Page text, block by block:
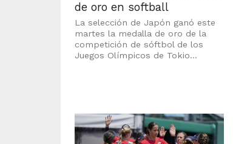
de oro en softball
La selección de Japón ganó este
martes la medalla de oro de la
competición de sóftbol de los
Juegos Olímpicos de Tokio...